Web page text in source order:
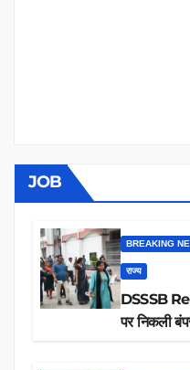
JOB
BREAKING
राज्य
DSSSB
पर निकली